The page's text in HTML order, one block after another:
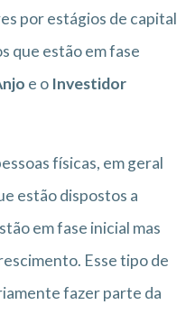
por estágios de capital
que estão em fase
e o Investidor
físicas, em geral
estão dispostos a
em fase inicial mas
Esse tipo de
fazer parte da